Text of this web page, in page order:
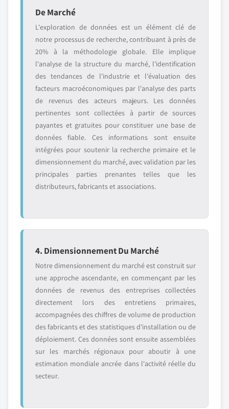
De Marché
L'exploration de données est un élément clé de
notre processus de recherche, contribuant à près de
20% à la méthodologie globale. Elle implique
l'analyse de la structure du marché, l'identification
des tendances de l'industrie et l'évaluation des
facteurs macroéconomiques par l'analyse des parts
de revenus des acteurs majeurs. Les données
pertinentes sont collectées à partir de sources
payantes et gratuites pour constituer une base de
données fiable. Ces informations sont ensuite
intégrées pour soutenir la recherche primaire et le
dimensionnement du marché, avec validation par les
principales parties prenantes telles que les
distributeurs, fabricants et associations.
4. Dimensionnement Du Marché
Notre dimensionnement du marché est construit sur
une approche ascendante, en commençant par les
données de revenus des entreprises collectées
directement lors des entretiens primaires,
accompagnées des chiffres de volume de production
des fabricants et des statistiques d'installation ou de
déploiement. Ces données sont ensuite assemblées
sur les marchés régionaux pour aboutir à une
estimation mondiale ancrée dans l'activité réelle du
secteur.